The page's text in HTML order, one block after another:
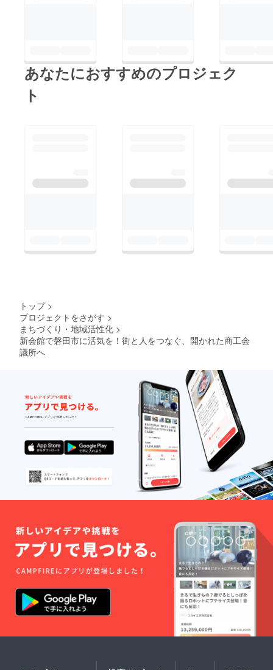
あなたにおすすめのプロジェク
ト
トップ >
プロジェクトをさがす >
まちづくり・地域活性化 >
新会館で磐田市に活気を！街と人をつなぐ、開かれた商工会
議所へ